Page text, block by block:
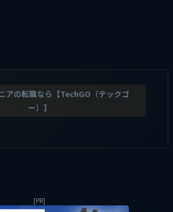
アの転職なら【TechGO（テックゴ
ー）】
[PR]